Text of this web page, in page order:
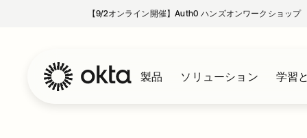
【9/2オンライン開催】Auth0 ハンズオンワークショップ
製品 ソリューション 学習